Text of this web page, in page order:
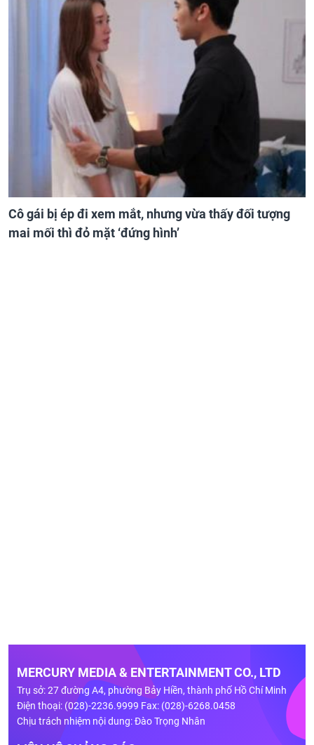
Cô gái bị ép đi xem mắt, nhưng vừa thấy đối tượng
mai mối thì đỏ mặt ‘đứng hình’
MERCURY MEDIA & ENTERTAINMENT CO., LTD
Trụ sở: 27 đường A4, phường Bảy Hiền, thành phố Hồ Chí Minh
Điện thoại: (028)-2236.9999 Fax: (028)-6268.0458
Chịu trách nhiệm nội dung: Đào Trọng Nhân